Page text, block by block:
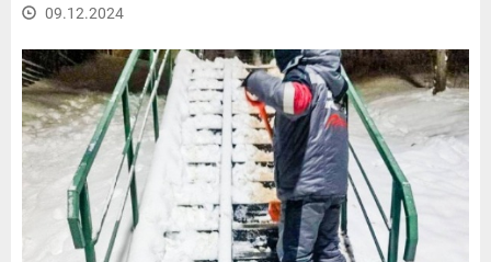
09.12.2024